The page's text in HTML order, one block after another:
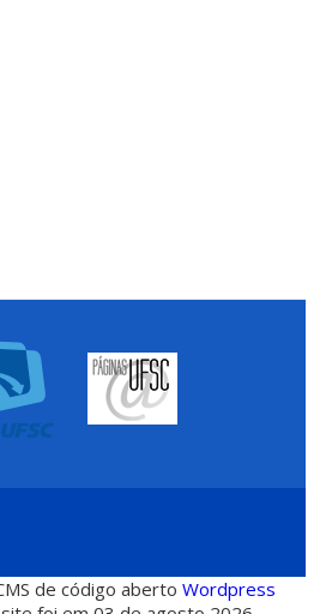
de código abertoWordpress